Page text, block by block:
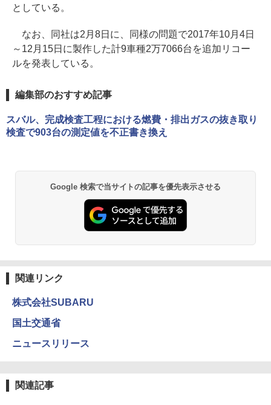
としている。
なお、同社は2月8日に、同様の問題で2017年10月4日
～12月15日に製作した計9車種2万7066台を追加リコー
ルを発表している。
編集部のおすすめ記事
スバル、完成検査工程における燃費・排出ガスの抜き取り
検査で903台の測定値を不正書き換え
Google 検索で当サイトの記事を優先表示させる
関連リンク
株式会社SUBARU
国土交通省
ニュースリリース
関連記事